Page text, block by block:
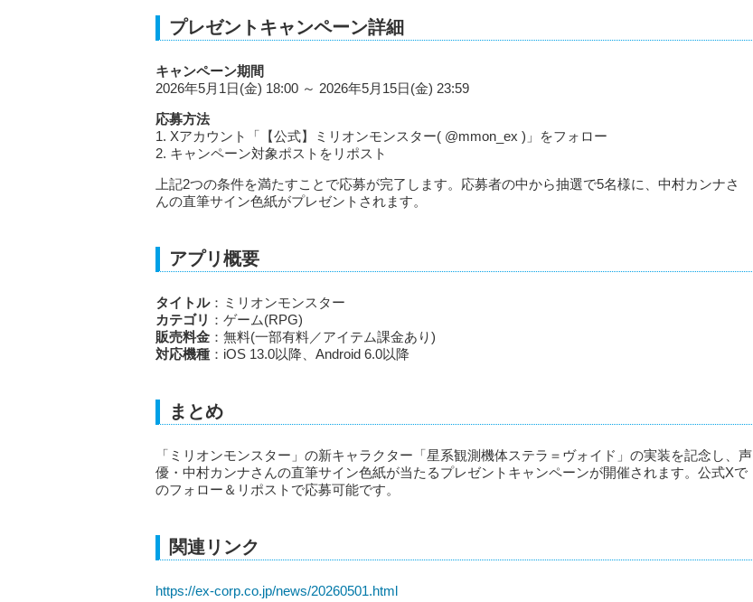
プレゼントキャンペーン詳細
キャンペーン期間
2026年5月1日(金) 18:00 ～ 2026年5月15日(金) 23:59
応募方法
1. Xアカウント「【公式】ミリオンモンスター( @mmon_ex )」をフォロー
2. キャンペーン対象ポストをリポスト
上記2つの条件を満たすことで応募が完了します。応募者の中から抽選で5名様に、中村カンナさ
んの直筆サイン色紙がプレゼントされます。
アプリ概要
タイトル：ミリオンモンスター
カテゴリ ：ゲーム(RPG)
販売料金 ：無料(一部有料／アイテム課金あり)
対応機種 ：iOS 13.0以降、Android 6.0以降
まとめ
「ミリオンモンスター」の新キャラクター「星系観測機体ステラ＝ヴォイド」の実装を記念し、声
優・中村カンナさんの直筆サイン色紙が当たるプレゼントキャンペーンが開催されます。公式Xで
のフォロー＆リポストで応募可能です。
関連リンク
https://ex-corp.co.jp/news/20260501.html